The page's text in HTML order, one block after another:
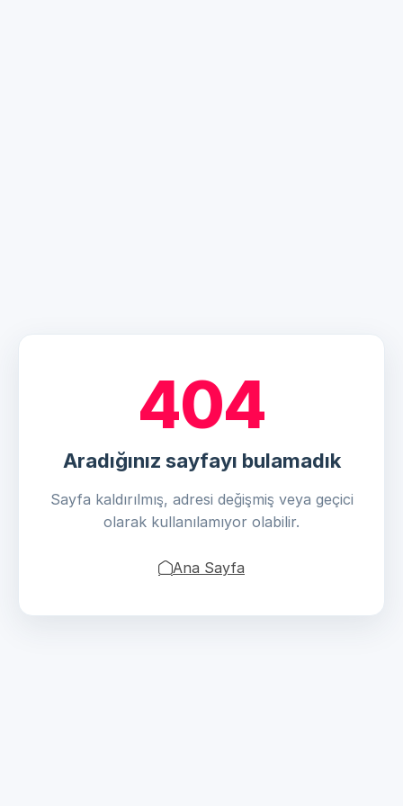
404
Aradığınız sayfayı bulamadık
Sayfa kaldırılmış, adresi değişmiş veya geçici
olarak kullanılamıyor olabilir.
Ana Sayfa